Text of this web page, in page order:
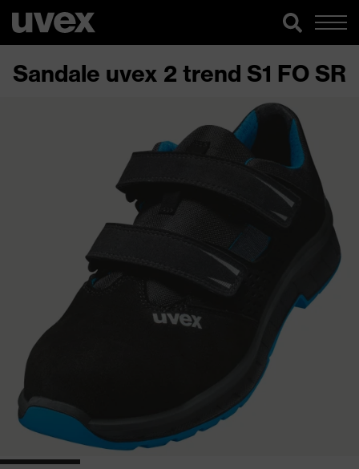
Sandale uvex 2 trend S1 FO SR